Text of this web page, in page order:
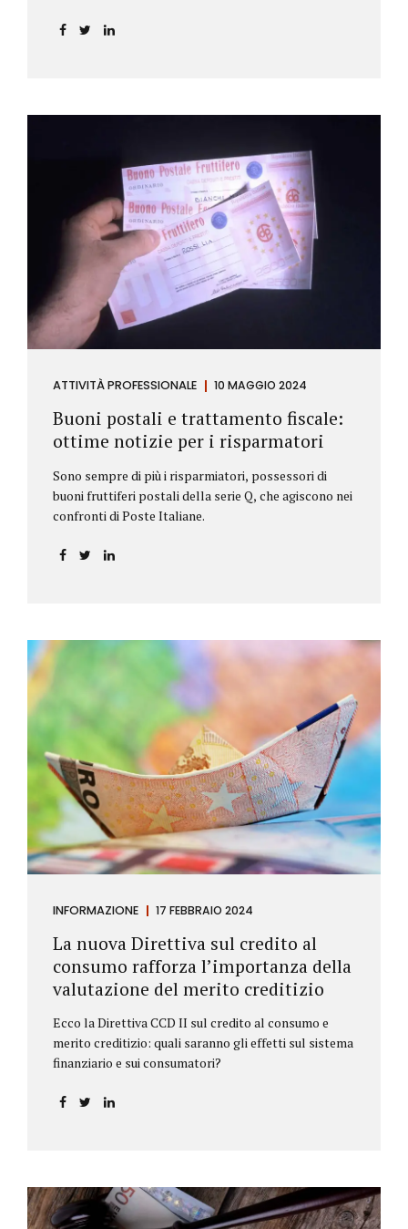
ATTIVITÀ PROFESSIONALE 10 MAGGIO 2024
Buoni postali e trattamento fiscale:
ottime notizie per i risparmatori
Sono sempre di più i risparmiatori, possessori di
buoni fruttiferi postali della serie Q, che agiscono nei
confronti di Poste Italiane.
INFORMAZIONE 17 FEBBRAIO 2024
La nuova Direttiva sul credito al
consumo rafforza l’importanza della
valutazione del merito creditizio
Ecco la Direttiva CCD II sul credito al consumo e
merito creditizio: quali saranno gli effetti sul sistema
finanziario e sui consumatori?